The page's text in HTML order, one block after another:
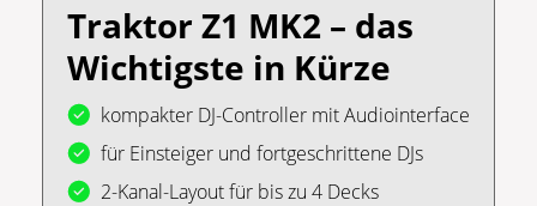
Traktor Z1 MK2 – das
Wichtigste in Kürze
kompakter DJ-Controller mit Audiointerface
für Einsteiger und fortgeschrittene DJs
2-Kanal-Layout für bis zu 4 Decks